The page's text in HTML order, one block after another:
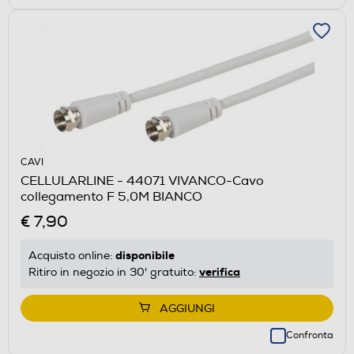
CAVI
CELLULARLINE - 44071 VIVANCO-Cavo
collegamento F 5,0M BIANCO
€ 7,90
Acquisto online: disponibile
Ritiro in negozio in 30' gratuito: verifica
AGGIUNGI
Confronta